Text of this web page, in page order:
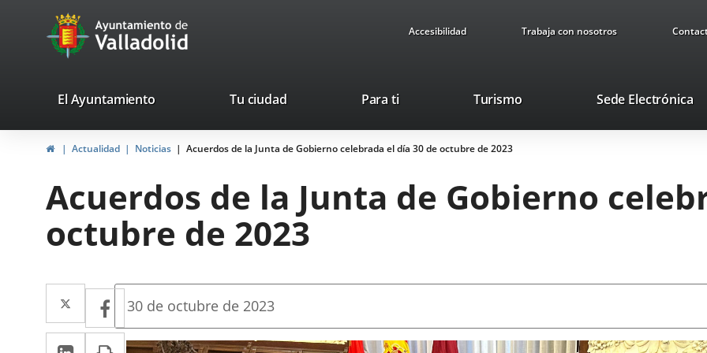
Portal
Web
Ayuntamiento
de
Accesibilidad Trabaja con nosotros
valladolid.es
El Ayuntamiento Tu ciudad Para ti TurismoEste
se
ventana
Sede Electrónica
InicioActualidad Noticias Acuerdos de la Junta de Gobierno celebrada el día 30 de octubre de 2023
Acuerdos de la Junta de Gobierno
octubre de 2023
Twitter
Enlace
a
Facebook
Enlace
a
LinkedIn
EnlaceImprimir
Fecha
la
noticia
30 de octubre de 2023